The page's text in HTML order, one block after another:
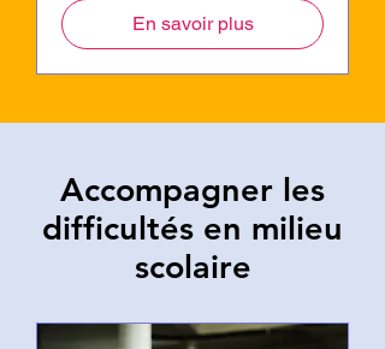
En savoir plus
Accompagner les
difficultés en milieu
scolaire